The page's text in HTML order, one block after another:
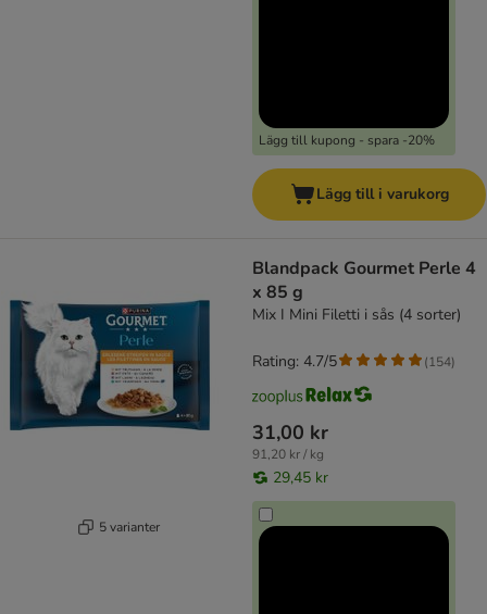
Lägg till kupong - spara -20%
Lägg till i varukorg
5 varianter
Blandpack Gourmet Perle 4
x 85 g
Mix I Mini Filetti i sås (4 sorter)
31,00 kr
91,20 kr / kg
29,45 kr
Rating: 4.7/5 (154)